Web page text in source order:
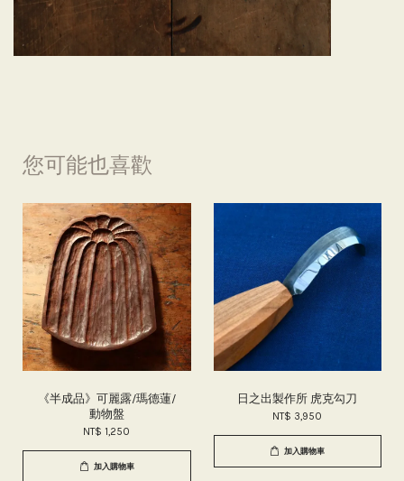
您可能也喜歡
《半成品》可麗露/瑪德蓮/
動物盤
NT$ 1,250
加入購物車
日之出製作所 虎克勾刀
NT$ 3,950
加入購物車